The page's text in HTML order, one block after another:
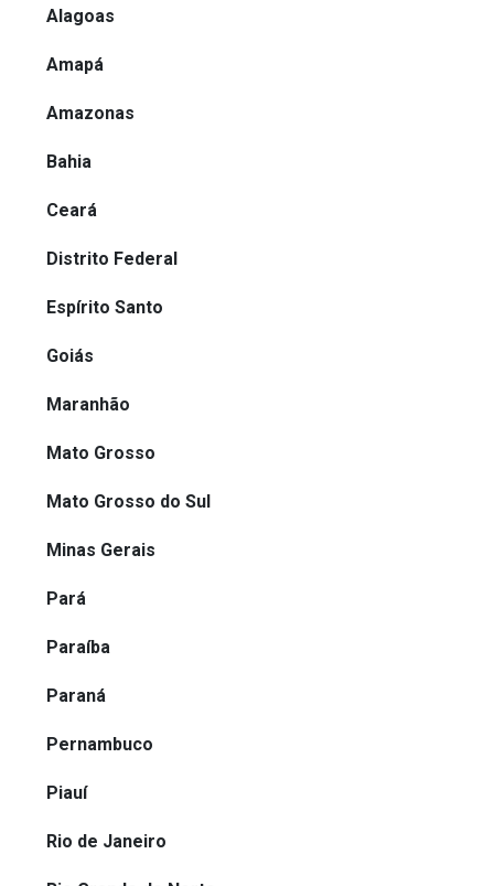
Alagoas
Amapá
Amazonas
Bahia
Ceará
Distrito Federal
Espírito Santo
Goiás
Maranhão
Mato Grosso
Mato Grosso do Sul
Minas Gerais
Pará
Paraíba
Paraná
Pernambuco
Piauí
Rio de Janeiro